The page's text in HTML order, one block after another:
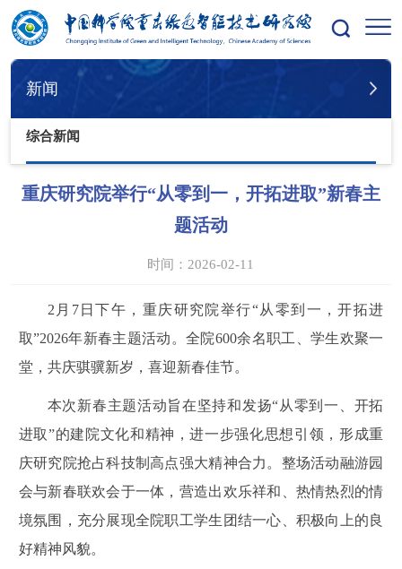
您的位置：首页 新闻 综合新闻
新闻
综合新闻
重庆研究院举行“从零到一，开拓进取”新春主
题活动
时间：2026-02-11
2月7日下午，重庆研究院举行“从零到一，开拓进
取”2026年新春主题活动。全院600余名职工、学生欢聚一
堂，共庆骐骥新岁，喜迎新春佳节。
本次新春主题活动旨在坚持和发扬“从零到一、开拓
进取”的建院文化和精神，进一步强化思想引领，形成重
庆研究院抢占科技制高点强大精神合力。整场活动融游园
会与新春联欢会于一体，营造出欢乐祥和、热情热烈的情
境氛围，充分展现全院职工学生团结一心、积极向上的良
好精神风貌。